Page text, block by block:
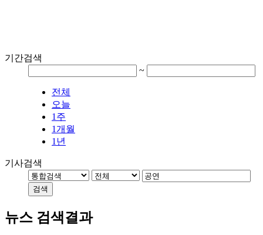
기간검색
~
전체
오늘
1주
1개월
1년
기사검색
검색
뉴스 검색결과